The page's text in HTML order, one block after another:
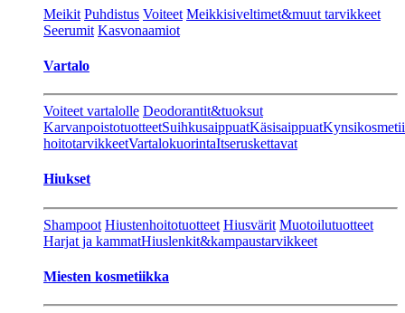
Meikit Puhdistus Voiteet Meikkisiveltimet&muut tarvikkeet
Seerumit Kasvonaamiot
Vartalo
Voiteet vartalolle Deodorantit&tuoksut
KarvanpoistotuotteetSuihkusaippuatKäsisaippuat
hoitotarvikkeetVartalokuorintaItseruskettavat
Hiukset
Shampoot Hiustenhoitotuotteet Hiusvärit Muotoilutuotteet
Harjat ja kammatHiuslenkit&kampaustarvikkeet
Miesten kosmetiikka